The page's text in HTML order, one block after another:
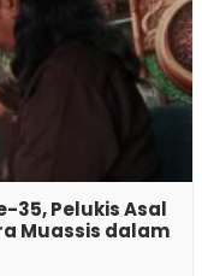
35, Pelukis Asal
Muassis dalam